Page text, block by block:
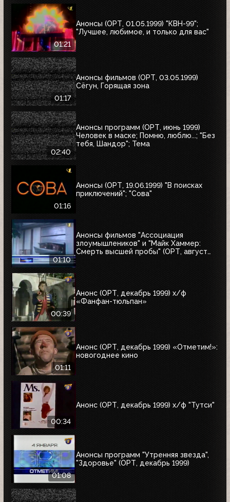
01:21
Анонсы (ОРТ, 01.05.1999) "КВН-99";
"Лучшее, любимое, и только для вас"
01:17
Анонсы фильмов (ОРТ, 03.05.1999)
Сёгун, Горящая зона
02:40
Анонсы программ (ОРТ, июнь 1999)
Человек в маске; Помню, люблю...; "Без
тебя, Шандор"; Тема
01:16
Анонсы (ОРТ, 19.06.1999) "В поисках
приключений"; "Сова"
01:10
Анонсы фильмов "Ассоциация
злоумышлеников" и "Майк Хаммер:
Смерть высшей пробы" (ОРТ, август
00:39
Анонс (ОРТ, декабрь 1999) х/ф
«Фанфан-тюльпан»
01:11
Анонс (ОРТ, декабрь 1999) «Отметим!»:
новогоднее кино
00:34
Анонс (ОРТ, декабрь 1999) х/ф "Тутси"
01:08
Анонсы программ "Утренняя звезда",
"Здоровье" (ОРТ, декабрь 1999)